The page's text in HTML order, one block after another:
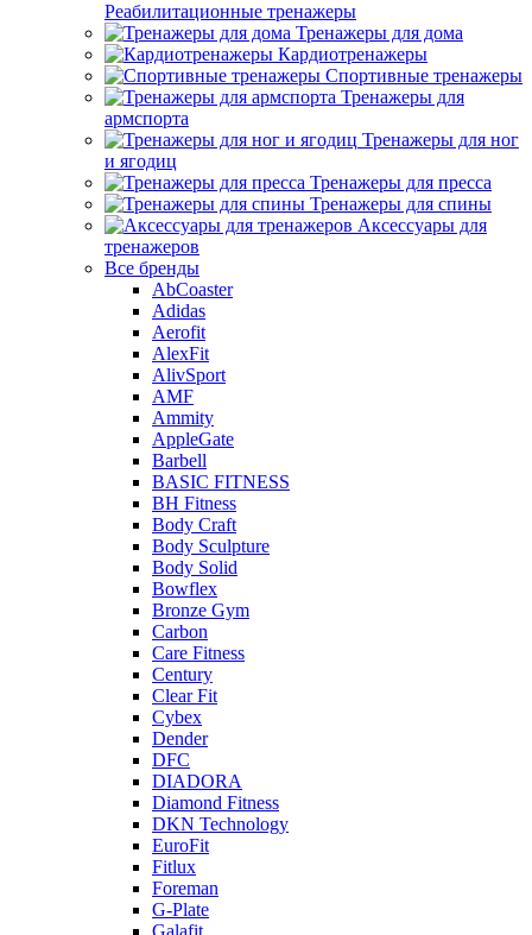
Реабилитационные тренажеры
Тренажеры для дома
Кардиотренажеры
Спортивные тренажеры
Тренажеры для
армспорта
Тренажеры для ног
и ягодиц
Тренажеры для пресса
Тренажеры для спины
Аксессуары для
тренажеров
Все бренды
AbCoaster
Adidas
Aerofit
AlexFit
AlivSport
AMF
Ammity
AppleGate
Barbell
BASIC FITNESS
BH Fitness
Body Craft
Body Sculpture
Body Solid
Bowflex
Bronze Gym
Carbon
Care Fitness
Century
Clear Fit
Cybex
Dender
DFC
DIADORA
Diamond Fitness
DKN Technology
EuroFit
Fitlux
Foreman
G-Plate
Galafit